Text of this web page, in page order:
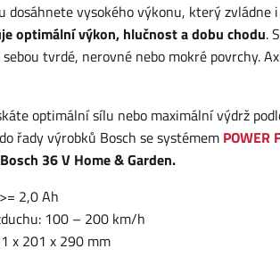
dosáhnete vysokého výkonu, který zvládne
optimální výkon, hlučnost a dobu chodu.
tvrdé, nerovné nebo mokré povrchy.
optimální sílu nebo maximální výdrž
řady výrobků Bosch se systémem POWER
Bosch 36 V Home & Garden.
2,0 Ah
100 – 200 km/h
x 201 x 290 mm